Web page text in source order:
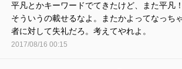
平凡とかキーワードでてきたけど、また平凡
そういうの載せるなよ。またかよってなっち
者に対して失礼だろ。考えてやれよ。
2017/08/16 00:15